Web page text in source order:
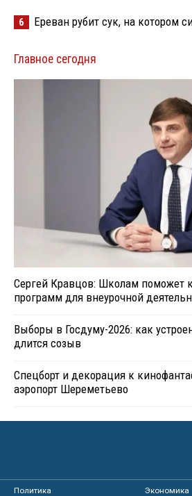
6 Ереван рубит сук, на котором
Главное сегодня
Сергей Кравцов: Школам поможет
программ для внеурочной
Выборы в Госдуму-2026: как
длится созыв
Спецборт и декорация к
аэропорт Шереметьево
Политика
Экономика